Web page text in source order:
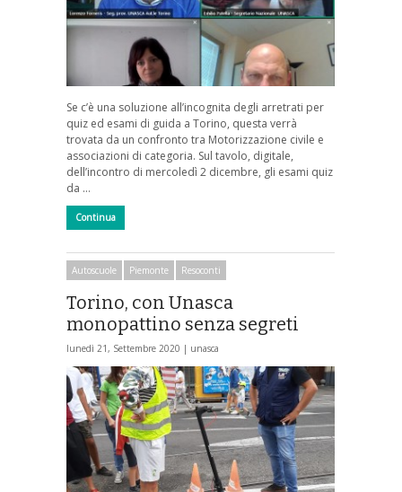
Se c’è una soluzione all’incognita degli arretrati per
quiz ed esami di guida a Torino, questa verrà
trovata da un confronto tra Motorizzazione civile e
associazioni di categoria. Sul tavolo, digitale,
dell’incontro di mercoledì 2 dicembre, gli esami quiz
da …
Continua
Autoscuole Piemonte Resoconti
Torino, con Unasca
monopattino senza segreti
lunedì 21, Settembre 2020 | unasca